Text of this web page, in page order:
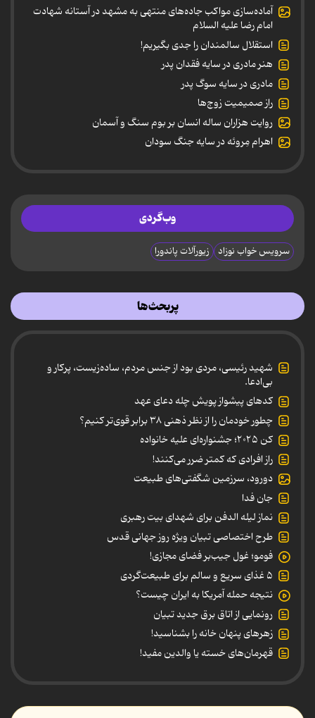
آماده‌سازی مواکب جاده‌های منتهی به مشهد در آستانه شهادت
امام رضا علیه السلام
استقلال سالمندان را جدی بگیریم!
هنر مادری در سایه‌ فقدان پدر
مادری در سایه سوگ پدر
راز صمیمیت زوج‌ها
روایت هزاران ساله انسان بر بوم سنگ و آسمان
اهرام مِروئه در سایه جنگ سودان
وب‌گردی
سرویس خواب نوزاد زیورآلات پاندورا
پربحث‌ها
شهید رئیسی، مردی بود از جنس مردم، ساده‌زیست، پرکار و
بی‌ادعا.
کدهای پیشواز پویش چله دعای عهد
چطور خودمان را از نظر ذهنی ۳۸ برابر قوی‌تر کنیم؟
کن ۲۰۲۵؛ جشنواره‌ای علیه خانواده
راز افرادی که کمتر ضرر می‌کنند!
دورود، سرزمین شگفتی‌های طبیعت
جان فدا
نماز لیله الدفن برای شهدای بیت رهبری
طرح اختصاصی تبیان ویژه روز جهانی قدس
فومو؛ غول جیب‌بر فضای مجازی!
۵ غذای سریع و سالم برای طبیعت‌گردی
نتیجه حمله آمریکا به ایران چیست؟
رونمایی از اتاق برق جدید تبیان
زهرهای پنهان خانه را بشناسید!
قهرمان‌های خسته یا والدین مفید!